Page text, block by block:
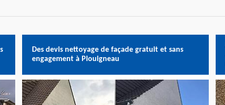
Des devis nettoyage de façade gratuit et sans
engagement à Plouigneau